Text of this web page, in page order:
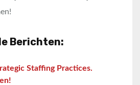
Berichten:
Staffing Practices.